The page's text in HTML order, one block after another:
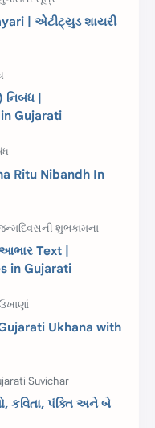
સૂત્ર
શબ્દો
PDF
Wishes
Speech
| એટીટ્યુડ શાયરી
નિબંધ |
Gujarati
Ritu Nibandh In
Text |
in Gujarati
Ukhana with
કવિતા, પંક્તિ અને બે